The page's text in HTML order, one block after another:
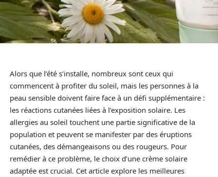
Alors que l’été s’installe, nombreux sont ceux qui
commencent à profiter du soleil, mais les personnes à la
peau sensible doivent faire face à un défi supplémentaire :
les réactions cutanées liées à l’exposition solaire. Les
allergies au soleil touchent une partie significative de la
population et peuvent se manifester par des éruptions
cutanées, des démangeaisons ou des rougeurs. Pour
remédier à ce problème, le choix d’une crème solaire
adaptée est crucial. Cet article explore les meilleures